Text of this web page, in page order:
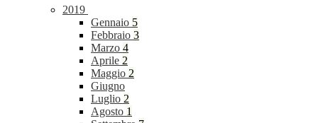
2019
Gennaio 5
Febbraio 3
Marzo 4
Aprile 2
Maggio 2
Giugno
Luglio 2
Agosto 1